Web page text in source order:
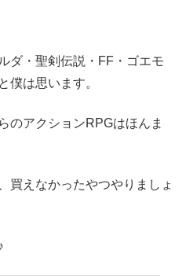
ダ・聖剣伝説・FF・ゴエモ
僕は思います。
のアクションRPGはほんま
買えなかったやつやりましょ